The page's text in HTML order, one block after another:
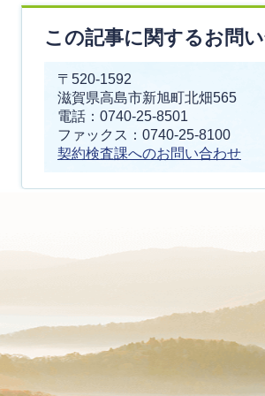
この記事に関するお問
〒520-1592
滋賀県高島市新旭町北畑565
電話：0740-25-8501
ファックス：0740-25-8100
契約検査課へのお問い合わせ